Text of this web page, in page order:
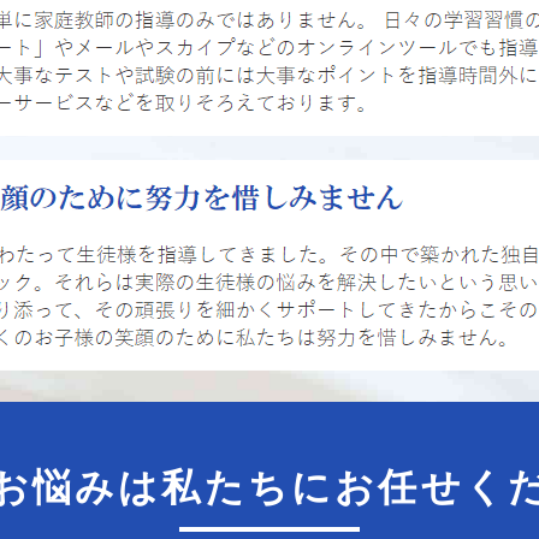
悩みは私たちにお任せく